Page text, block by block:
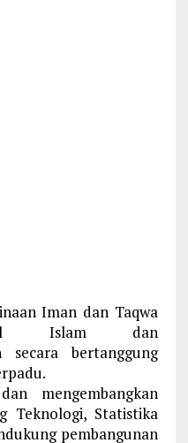
Iman dan Taqwa
Al Islam dan
secara bertanggung
mengembangkan
Teknologi, Statistika
pembangunan